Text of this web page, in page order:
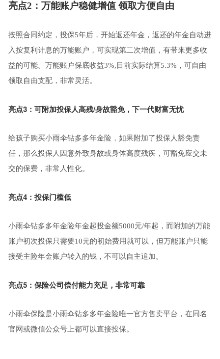
亮点2：万能账户稳健增值 领取方便自由
按照合同约定，投保5年后，开始返还年金，返还的年金自动进
入按复利计息的万能账户，可实现第二次增值，有带来更多收
益的可能。万能账户保底收益3%,目前实际结算5.3%，可自由
领取自由支配，非常灵活。
亮点3：可附加投保人高残/身故豁免，下一代财富无忧
给孩子购买小雨伞钻多多年金险，如果附加了投保人豁免责
任，那么投保人因意外致身故或身体高度残疾，可豁免应交未
交的保费，非常人性化。
亮点4：投保门槛低
小雨伞钻多多年金险年金起投金额5000元/年起，而附加的万能
账户初次投保只需要10元的初始费用就可以，但万能账户只能
接受主险年金账户转入的钱，不可以自主追加。
亮点5：保险公司偿付能力充足，非常可靠
小雨伞保险是小雨伞钻多多年金险唯一官方售卖平台，在同名
官网或微信公众号上都可以直接投保。